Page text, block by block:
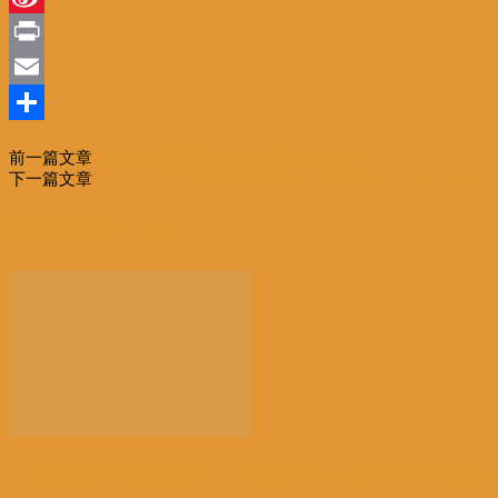
Sina
Weibo
Print
Email
享
前一篇文章
下一篇文章